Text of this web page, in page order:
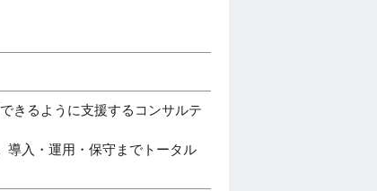
きるように支援するコンサルテ
導入・運用・保守までトータル